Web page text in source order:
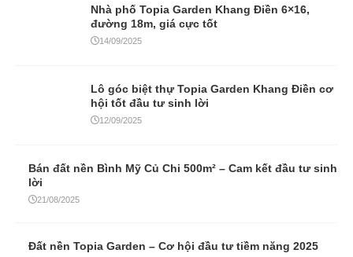
Nhà phố Topia Garden Khang Điền 6×16,
đường 18m, giá cực tốt
14/09/2025
Lô góc biệt thự Topia Garden Khang Điền cơ
hội tốt đầu tư sinh lời
12/09/2025
Bán đất nền Bình Mỹ Củ Chi 500m² – Cam kết đầu tư sinh
lời
21/08/2025
Đất nền Topia Garden – Cơ hội đầu tư tiềm năng 2025